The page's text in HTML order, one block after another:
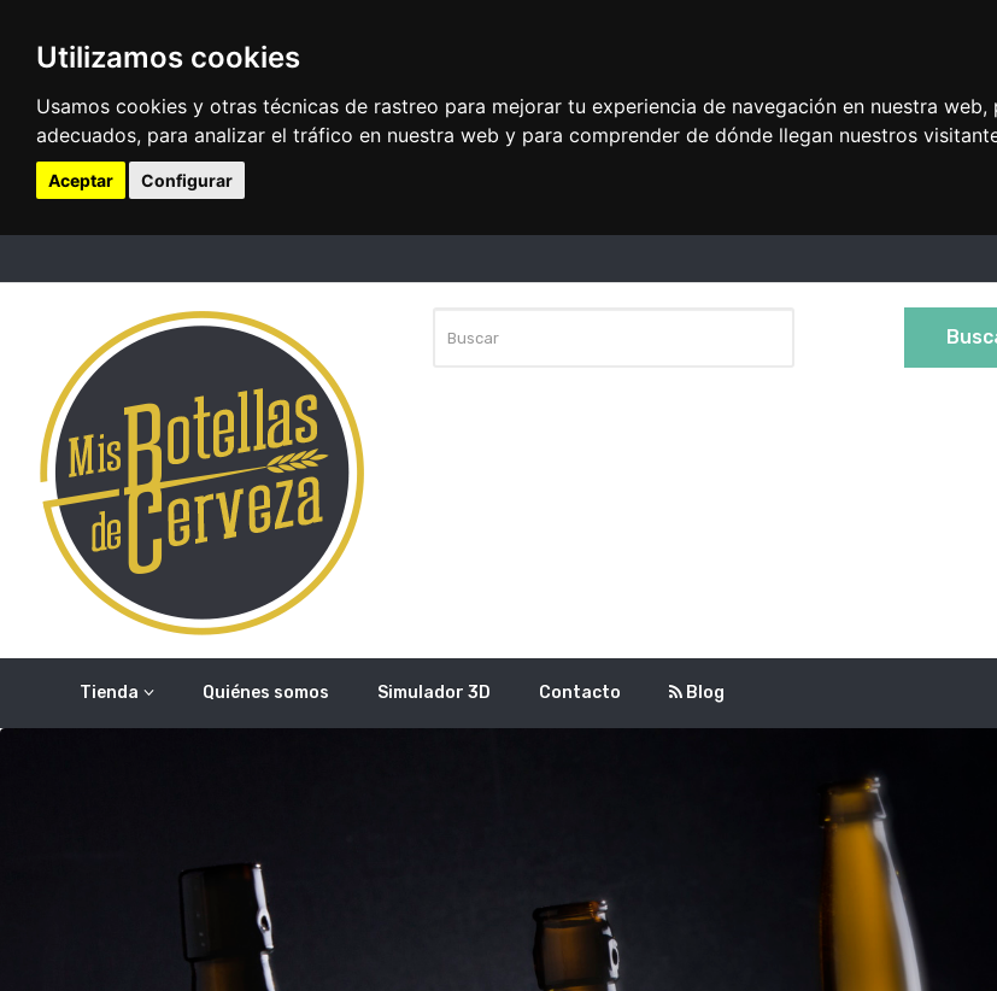
Utilizamos cookies
Usamos cookies y otras técnicas de rastreo para mejorar tu experiencia de navegación en nuestra
adecuados, para analizar el tráfico en nuestra web y para comprender de dónde llegan nuestros
Aceptar Configurar
Tienda Quiénes somos Simulador 3D Contacto Blog